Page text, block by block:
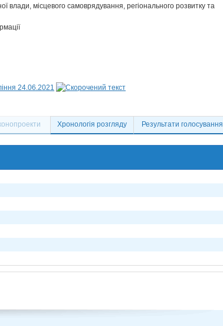
влади, місцевого самоврядування, регіонального розвитку та
24.06.2021
Хронологія розгляду Результати голосування